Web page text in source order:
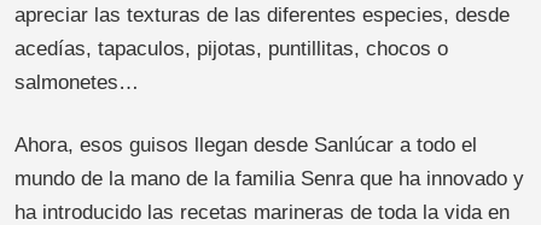
apreciar las texturas de las diferentes especies, desde
acedías, tapaculos, pijotas, puntillitas, chocos o
salmonetes…
Ahora, esos guisos llegan desde Sanlúcar a todo el
mundo de la mano de la familia Senra que ha innovado y
ha introducido las recetas marineras de toda la vida en